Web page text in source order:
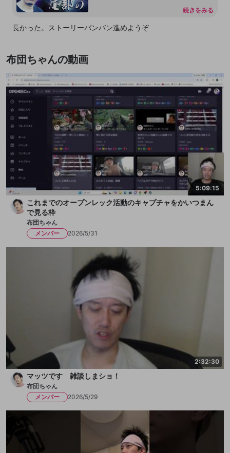
を許可しておりません。 配信内容をリーク
然るべき対応をさせて頂く場合があるので
何卒よろしくお願いします。 尚、過度な連
続きをみる
長かった。ストーリーバンバン進めようぞ
布団ちゃんの動画
5:09:15
これまでのオープンレック活動のキャプチャをかいつまん
で見る枠
布団ちゃん
メンバー
2026/5/31
2:32:30
マッツです 雑談しまショ！
布団ちゃん
メンバー
2026/5/29